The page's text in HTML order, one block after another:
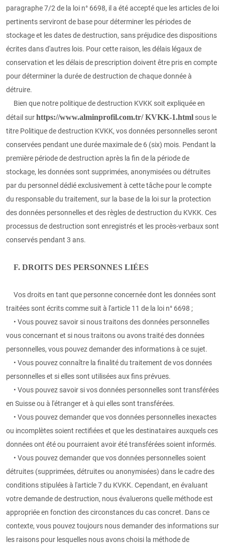
paragraphe 7/2 de la loi n° 6698, il a été accepté que les articles de loi
pertinents serviront de base pour déterminer les périodes de
stockage et les dates de destruction, sans préjudice des dispositions
écrites dans d'autres lois. Pour cette raison, les délais légaux de
conservation et les délais de prescription doivent être pris en compte
pour déterminer la durée de destruction de chaque donnée à
détruire.
Bien que notre politique de destruction KVKK soit expliquée en
détail surhttps://www.alminprofil.com.tr/ KVKK-1.html sous le
titre Politique de destruction KVKK, vos données personnelles seront
conservées pendant une durée maximale de 6 (six) mois. Pendant la
première période de destruction après la fin de la période de
stockage, les données sont supprimées, anonymisées ou détruites
par du personnel dédié exclusivement à cette tâche pour le compte
du responsable du traitement, sur la base de la loi sur la protection
des données personnelles et des règles de destruction du KVKK. Ces
processus de destruction sont enregistrés et les procès-verbaux sont
conservés pendant 3 ans.
F. DROITS DES PERSONNES LIÉES
Vos droits en tant que personne concernée dont les données sont
traitées sont écrits comme suit à l'article 11 de la loi n° 6698 ;
• Vous pouvez savoir si nous traitons des données personnelles
vous concernant et si nous traitons ou avons traité des données
personnelles, vous pouvez demander des informations à ce sujet.
• Vous pouvez connaître la finalité du traitement de vos données
personnelles et si elles sont utilisées aux fins prévues.
• Vous pouvez savoir si vos données personnelles sont transférées
en Suisse ou à l'étranger et à qui elles sont transférées.
• Vous pouvez demander que vos données personnelles inexactes
ou incomplètes soient rectifiées et que les destinataires auxquels ces
données ont été ou pourraient avoir été transférées soient informés.
• Vous pouvez demander que vos données personnelles soient
détruites (supprimées, détruites ou anonymisées) dans le cadre des
conditions stipulées à l'article 7 du KVKK. Cependant, en évaluant
votre demande de destruction, nous évaluerons quelle méthode est
appropriée en fonction des circonstances du cas concret. Dans ce
contexte, vous pouvez toujours nous demander des informations sur
les raisons pour lesquelles nous avons choisi la méthode de